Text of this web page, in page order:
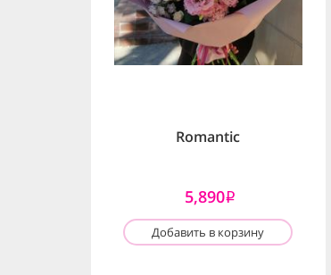
Romantic
5,890i
Добавить в корзину